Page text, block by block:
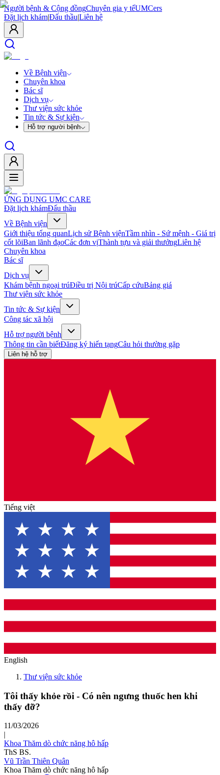
Người bệnh & Cộng đồngChuyên gia y tếUMCers
Đặt lịch khám|Đấu thầu|Liên hệ
Về Bệnh viện
Chuyên khoa
Bác sĩ
Dịch vụ
Thư viện sức khỏe
Tin tức & Sự kiện
Hỗ trợ người bệnh
ỨNG DỤNG UMC CARE
Đặt lịch khámĐấu thầu
Về Bệnh viện
Giới thiệu tổng quanLịch sử Bệnh việnTầm nhìn - Sứ mệnh - Giá trị
cốt lõiBan lãnh đạoCác đơn vịThành tựu và giải thưởngLiên hệ
Chuyên khoa
Bác sĩ
Dịch vụ
Khám bệnh ngoại trúĐiều trị Nội trúCấp cứuBảng giá
Thư viện sức khỏe
Tin tức & Sự kiện
Công tác xã hội
Hỗ trợ người bệnh
Thông tin cần biếtĐăng ký hiến tạngCâu hỏi thường gặp
Liên hệ hỗ trợ
Tiếng việt
English
Thư viện sức khỏe
Tôi thấy khỏe rồi - Có nên ngưng thuốc hen khi
thấy đỡ?
11/03/2026
|
Khoa Thăm dò chức năng hô hấp
ThS BS.
Vũ Trần Thiên Quân
Khoa Thăm dò chức năng hô hấp